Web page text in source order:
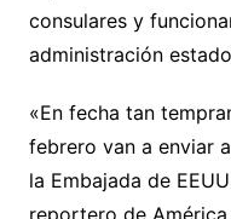
consulares y
administración
«En fecha tan
febrero van a enviar
la Embajada de
reportero de